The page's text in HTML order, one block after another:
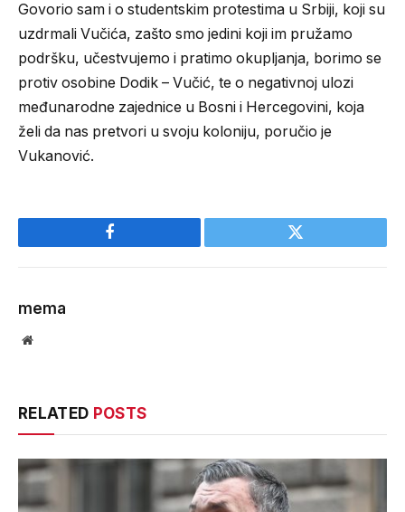
Govorio sam i o studentskim protestima u Srbiji, koji su
uzdrmali Vučića, zašto smo jedini koji im pružamo
podršku, učestvujemo i pratimo okupljanja, borimo se
protiv osobine Dodik – Vučić, te o negativnoj ulozi
međunarodne zajednice u Bosni i Hercegovini, koja
želi da nas pretvori u svoju koloniju, poručio je
Vukanović.
Facebook Twitter
mema
Website
RELATED POSTS